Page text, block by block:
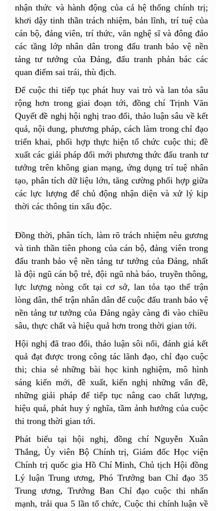
nhận thức và hành động của cả hệ thống chính trị;
khơi dậy tinh thần trách nhiệm, bản lĩnh, trí tuệ của
cán bộ, đảng viên, trí thức, văn nghệ sĩ và đông đảo
các tầng lớp nhân dân trong đấu tranh bảo vệ nền
tảng tư tưởng của Đảng, đấu tranh phản bác các
quan điểm sai trái, thù địch.
Để cuộc thi tiếp tục phát huy vai trò và lan tỏa sâu
rộng hơn trong giai đoạn tới, đồng chí Trịnh Văn
Quyết đề nghị hội nghị trao đổi, thảo luận sâu về kết
quả, nội dung, phương pháp, cách làm trong chỉ đạo
triển khai, phối hợp thực hiện tổ chức cuộc thi; đề
xuất các giải pháp đổi mới phương thức đấu tranh tư
tưởng trên không gian mạng, ứng dụng trí tuệ nhân
tạo, phân tích dữ liệu lớn, tăng cường phối hợp giữa
các lực lượng để chủ động nhận diện và xử lý kịp
thời các thông tin xấu độc.
Đồng thời, phân tích, làm rõ trách nhiệm nêu gương
và tinh thần tiên phong của cán bộ, đảng viên trong
đấu tranh bảo vệ nền tảng tư tưởng của Đảng, nhất
là đội ngũ cán bộ trẻ, đội ngũ nhà báo, truyền thông,
lực lượng nòng cốt tại cơ sở, lan tỏa tạo thế trận
lòng dân, thế trận nhân dân để cuộc đấu tranh bảo vệ
nền tảng tư tưởng của Đảng ngày càng đi vào chiều
sâu, thực chất và hiệu quả hơn trong thời gian tới.
Hội nghị đã trao đổi, thảo luận sôi nổi, đánh giá kết
quả đạt được trong công tác lãnh đạo, chỉ đạo cuộc
thi; chia sẻ những bài học kinh nghiệm, mô hình
sáng kiến mới, đề xuất, kiến nghị những vấn đề,
những giải pháp để tiếp tục nâng cao chất lượng,
hiệu quả, phát huy ý nghĩa, tầm ảnh hưởng của cuộc
thi trong thời gian tới.
Phát biểu tại hội nghị, đồng chí Nguyễn Xuân
Thắng, Ủy viên Bộ Chính trị, Giám đốc Học viện
Chính trị quốc gia Hồ Chí Minh, Chủ tịch Hội đồng
Lý luận Trung ương, Phó Trưởng ban Chỉ đạo 35
Trung ương, Trưởng Ban Chỉ đạo cuộc thi nhấn
mạnh, trải qua 5 lần tổ chức, Cuộc thi chính luận về